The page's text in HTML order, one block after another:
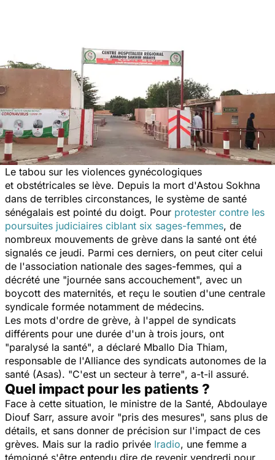
Le tabou sur les violences gynécologiques
et obstétricales se lève. Depuis la mort d'Astou Sokhna
dans de terribles circonstances, le système de santé
sénégalais est pointé du doigt. Pour protester contre les
poursuites judiciaires ciblant six sages-femmes, de
nombreux mouvements de grève dans la santé ont été
signalés ce jeudi. Parmi ces derniers, on peut citer celui
de l'association nationale des sages-femmes, qui a
décrété une "journée sans accouchement", avec un
boycott des maternités, et reçu le soutien d'une centrale
syndicale formée notamment de médecins.
Les mots d'ordre de grève, à l'appel de syndicats
différents pour une durée d'un à trois jours, ont
"paralysé la santé", a déclaré Mballo Dia Thiam,
responsable de l'Alliance des syndicats autonomes de la
santé (Asas). "C'est un secteur à terre", a-t-il assuré.
Quel impact pour les patients ?
Face à cette situation, le ministre de la Santé, Abdoulaye
Diouf Sarr, assure avoir "pris des mesures", sans plus de
détails, et sans donner de précision sur l'impact de ces
grèves. Mais sur la radio privée Iradio, une femme a
témoigné s'être entendu dire de revenir vendredi pour